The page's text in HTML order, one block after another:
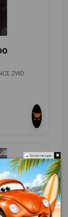
2WD
Do not show again.